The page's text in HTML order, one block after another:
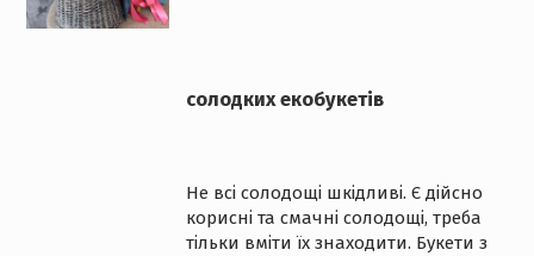
солодких екобукетів
Не всі солодощі шкідливі. Є дійсно
корисні та смачні солодощі, треба
тільки вміти їх знаходити. Букети з